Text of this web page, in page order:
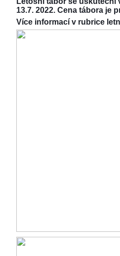
13.7. 2022. Cena tábora je
Více informací v rubrice